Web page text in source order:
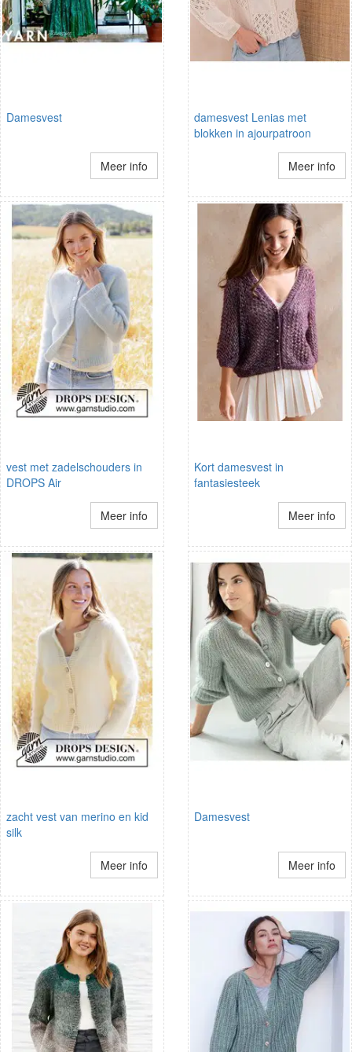
Damesvest
Meer info
damesvest Lenias met
blokken in ajourpatroon
Meer info
vest met zadelschouders in
DROPS Air
Meer info
Kort damesvest in
fantasiesteek
Meer info
zacht vest van merino en kid
silk
Meer info
Damesvest
Meer info